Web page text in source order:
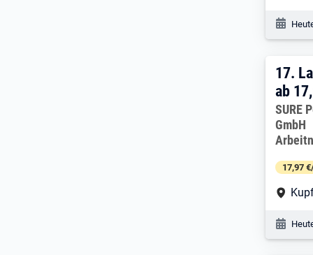
17.
17.
ab
SURE
GmbH
17,97